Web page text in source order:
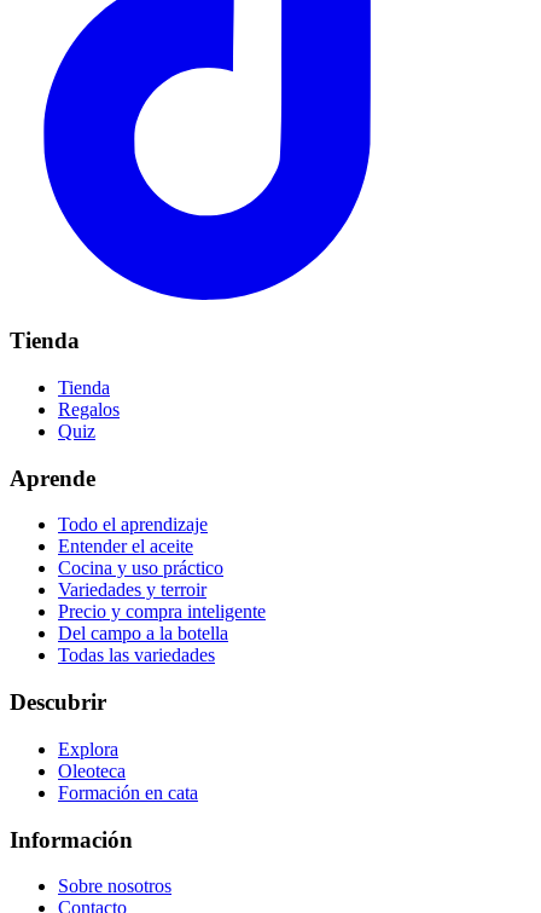
Tienda
Tienda
Regalos
Quiz
Aprende
Todo el aprendizaje
Entender el aceite
Cocina y uso práctico
Variedades y terroir
Precio y compra inteligente
Del campo a la botella
Todas las variedades
Descubrir
Explora
Oleoteca
Formación en cata
Información
Sobre nosotros
Contacto